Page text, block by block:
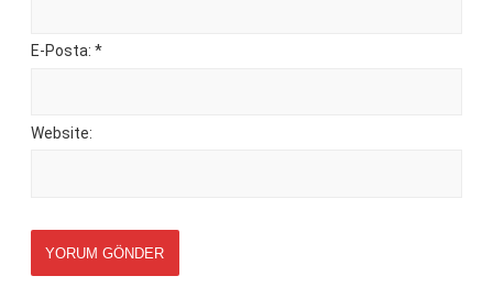
E-Posta: *
Website:
YORUM GÖNDER